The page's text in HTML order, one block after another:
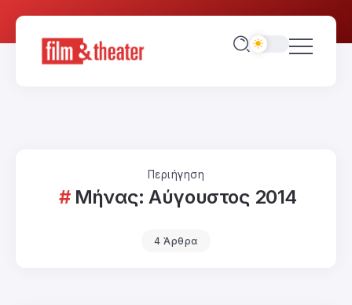
Περιήγηση
Μήνας:Αύγουστος 2014
4 Άρθρα